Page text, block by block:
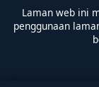
Laman web ini
penggunaan